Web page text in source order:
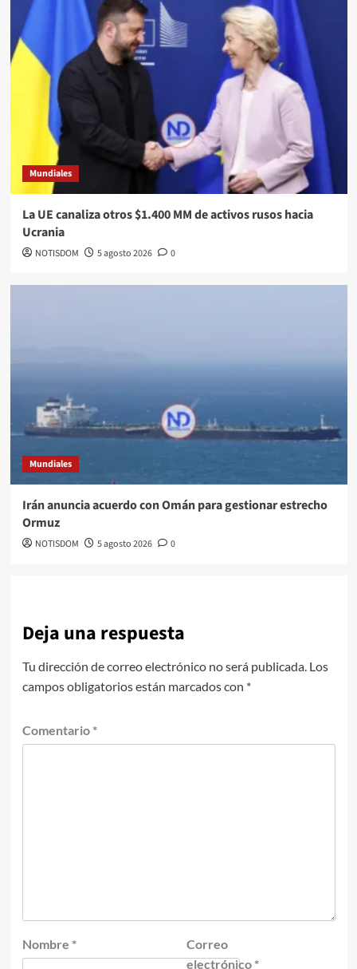
Mundiales
La UE canaliza otros $1.400 MM de activos rusos hacia
Ucrania
NOTISDOM 5 agosto 2026 0
Mundiales
Irán anuncia acuerdo con Omán para gestionar estrecho
Ormuz
NOTISDOM 5 agosto 2026 0
Deja una respuesta
Tu dirección de correo electrónico no será publicada. Los
campos obligatorios están marcados con *
Comentario *
Nombre *
Correo
electrónico *